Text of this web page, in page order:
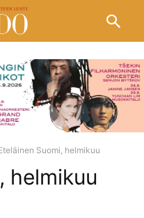
Suomi, helmikuu
helmikuu